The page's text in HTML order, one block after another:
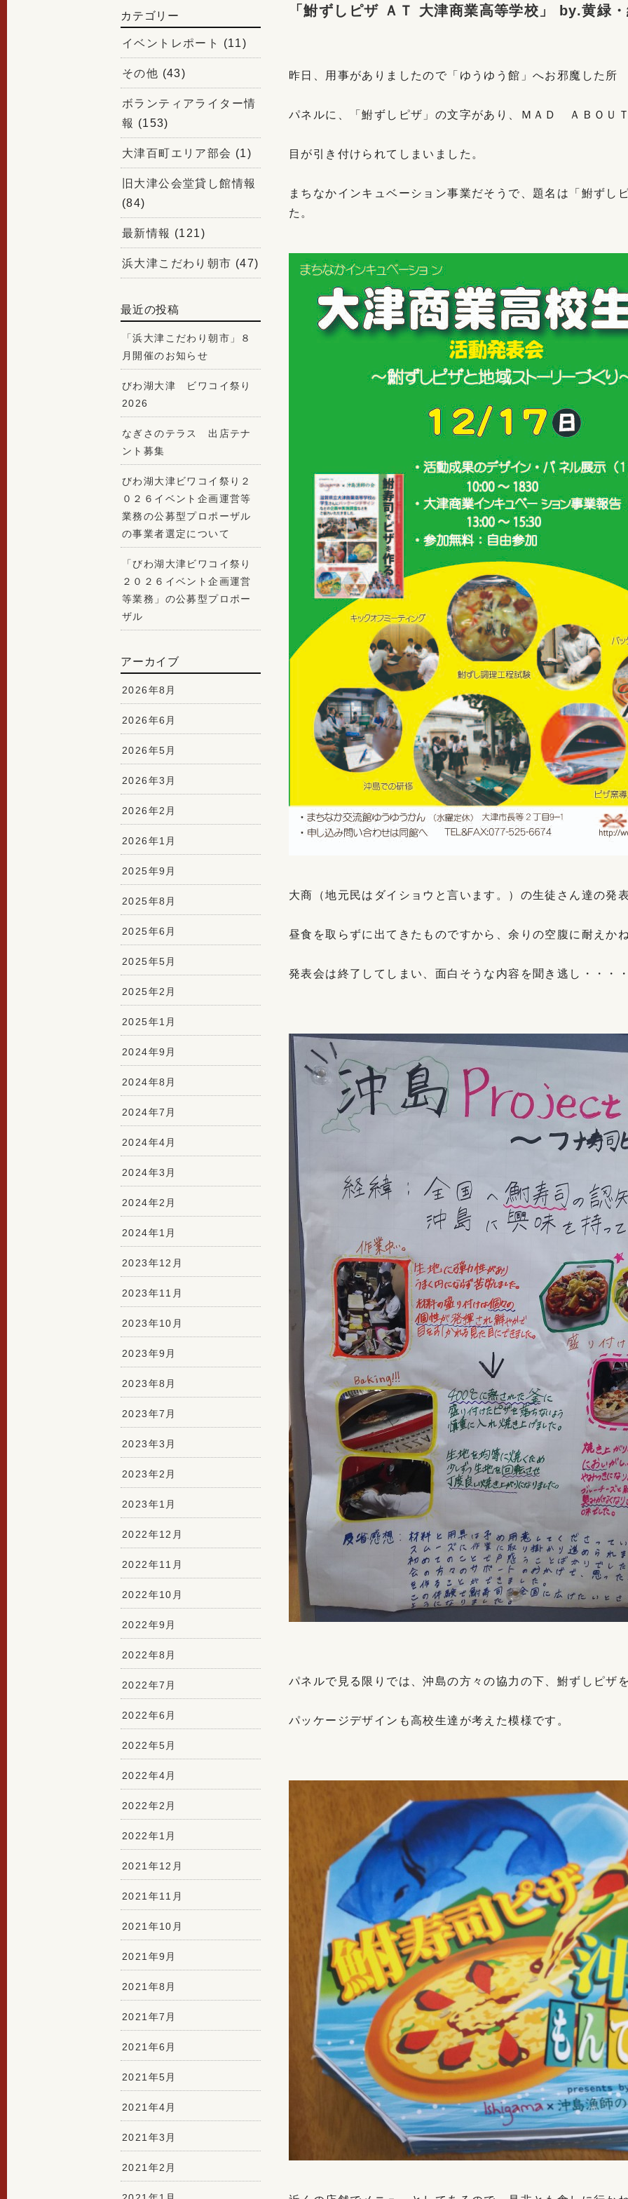
「鮒ずしピザ ＡＴ 大津商業高等学校」 by.黄緑
昨日、用事がありましたので「ゆうゆう館」へお邪魔した所
パネルに、「鮒ずしピザ」の文字があり、ＭＡＤ ＡＢＯＵ
目が引き付けられてしまいました。
まちなかインキュベーション事業だそうで、題名は「鮒ずし
た。
大商（地元民はダイショウと言います。）の生徒さん達の発
昼食を取らずに出てきたものですから、余りの空腹に耐えか
発表会は終了してしまい、面白そうな内容を聞き逃し・・・
パネルで見る限りでは、沖島の方々の協力の下、鮒ずしピザ
パッケージデザインも高校生達が考えた模様です。
カテゴリー
イベントレポート (11)
その他 (43)
ボランティアライター情
報 (153)
大津百町エリア部会 (1)
旧大津公会堂貸し館情報
(84)
最新情報 (121)
浜大津こだわり朝市 (47)
最近の投稿
「浜大津こだわり朝市」８
月開催のお知らせ
びわ湖大津 ビワコイ祭り
2026
なぎさのテラス 出店テナ
ント募集
びわ湖大津ビワコイ祭り２
０２６イベント企画運営等
業務の公募型プロポーザル
の事業者選定について
「びわ湖大津ビワコイ祭り
２０２６イベント企画運営
等業務」の公募型プロポー
ザル
アーカイブ
2026年8月
2026年6月
2026年5月
2026年3月
2026年2月
2026年1月
2025年9月
2025年8月
2025年6月
2025年5月
2025年2月
2025年1月
2024年9月
2024年8月
2024年7月
2024年4月
2024年3月
2024年2月
2024年1月
2023年12月
2023年11月
2023年10月
2023年9月
2023年8月
2023年7月
2023年3月
2023年2月
2023年1月
2022年12月
2022年11月
2022年10月
2022年9月
2022年8月
2022年7月
2022年6月
2022年5月
2022年4月
2022年2月
2022年1月
2021年12月
2021年11月
2021年10月
2021年9月
2021年8月
2021年7月
2021年6月
2021年5月
2021年4月
2021年3月
2021年2月